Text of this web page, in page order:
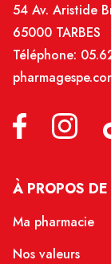
54 Av. Aristide
65000 TARBES
Téléphone:
À PROPOS
Ma pharmacie
Nos valeurs